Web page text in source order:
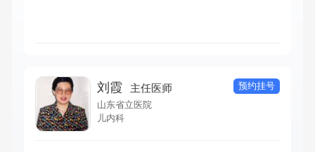
刘霞 主任医师
山东省立医院
儿内科
预约挂号